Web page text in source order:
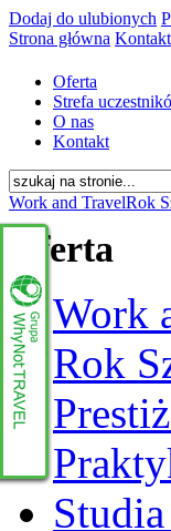
Dodaj do ulubionych
Strona główna Kontakt
Oferta
Strefa
O nas
Kontakt
Work and TravelRok
Oferta
Work
Rok
www.whynottravel.pl